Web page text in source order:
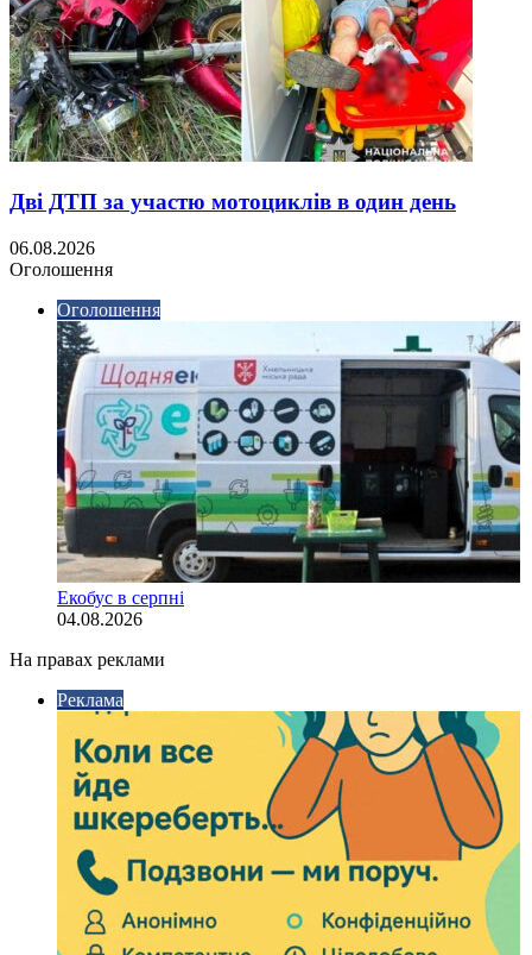
Дві ДТП за участю мотоциклів в один день
06.08.2026
Оголошення
Оголошення
Екобус в серпні
04.08.2026
На правах реклами
Реклама